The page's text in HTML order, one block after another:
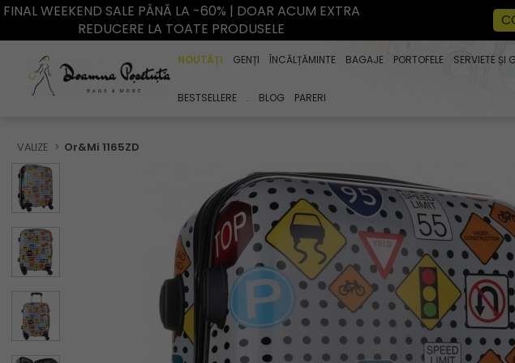
FINAL WEEKEND SALE PÂNĂ LA -60% | DOAR ACUM EXTRA
REDUCERE LA TOATE PRODUSELE
NOUTĂȚI GENȚI ÎNCĂLȚĂMINTE BAGAJE PORTOFELE SERVIETE ȘI
BESTSELLERE . BLOG PARERI
VALIZE Or&Mi 1165ZD